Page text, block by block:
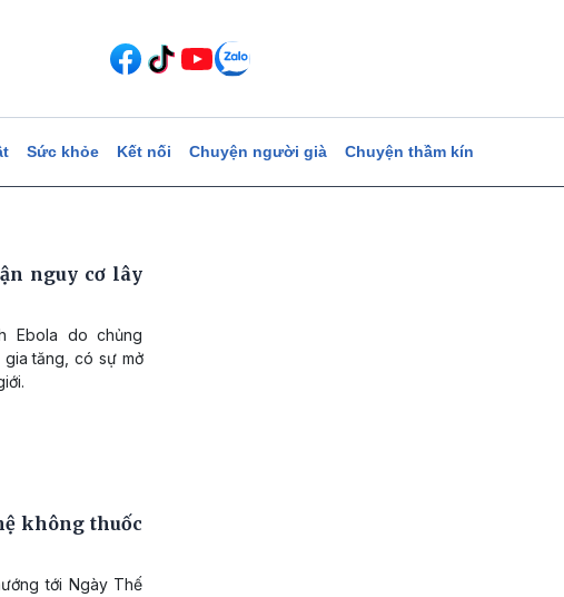
Sức khỏe Kết nối Chuyện người già Chuyện thầm kín
nguy cơ lây
Ebola do chủng
tăng, có sự mở
không thuốc
tới Ngày Thế